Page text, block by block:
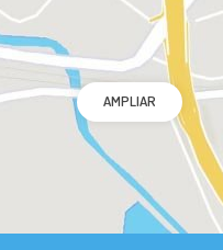
AMPLIAR